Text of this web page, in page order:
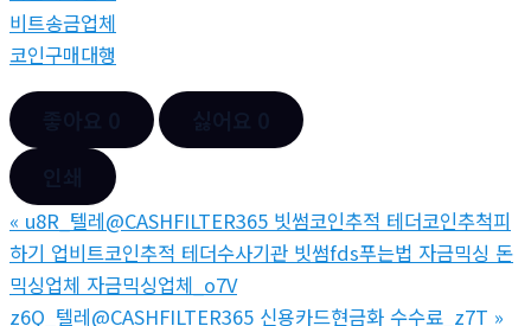
비트송금업체
코인구매대행
« u8R_텔레@CASHFILTER365 빗썸코인추적 테더코인추척피
하기 업비트코인추적 테더수사기관 빗썸fds푸는법 자금믹싱 돈
믹싱업체 자금믹싱업체_o7V
z6Q_텔레@CASHFILTER365 신용카드현금화 수수료_z7T »